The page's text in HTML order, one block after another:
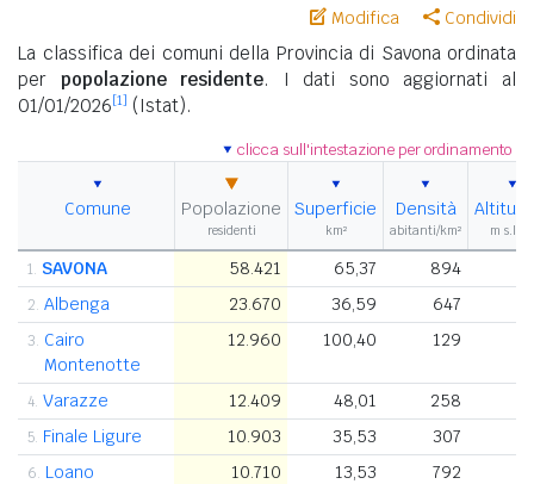
Modifica Condividi
La classifica dei comuni della Provincia di Savona ordinata
per popolazione residente. I dati sono aggiornati al
01/01/2026[1] (Istat).
clicca sull'intestazione per ordinamento
Comune Popolazione
residenti
Superficie
km²
Densità
abitanti/km² m s.l.m.
1. SAVONA 58.421 65,37 894
2. Albenga 23.670 36,59 647
3. Cairo
Montenotte
12.960 100,40 129
4. Varazze 12.409 48,01 258
5. Finale Ligure 10.903 35,53 307
6. Loano 10.710 13,53 792